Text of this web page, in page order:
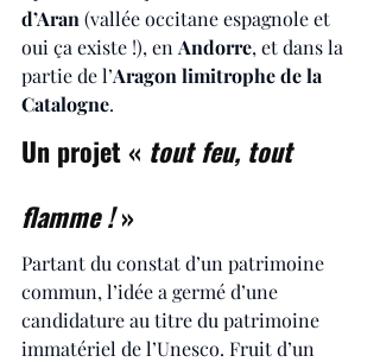
d’Aran (vallée occitane espagnole et
oui ça existe !), en Andorre, et dans la
partie de l’Aragon limitrophe de la
Catalogne.
Un projet « tout feu, tout
flamme ! »
Partant du constat d’un patrimoine
commun, l’idée a germé d’une
candidature au titre du patrimoine
immatériel de l’Unesco. Fruit d’un